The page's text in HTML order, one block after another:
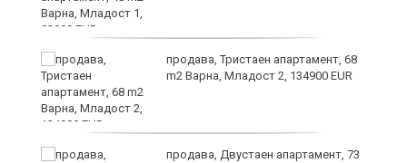
продава, Тристаен апартамент, 68
m2 Варна, Младост 2, 134900 EUR
продава, Двустаен апартамент, 73